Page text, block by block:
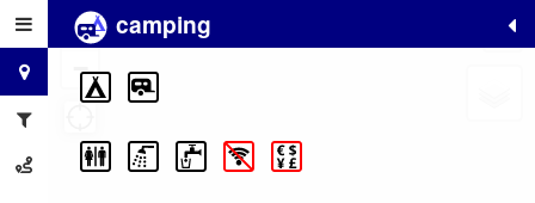
camping
+
−